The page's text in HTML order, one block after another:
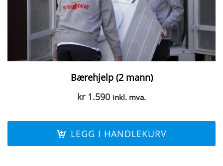
Bærehjelp (2 mann)
kr1.590 inkl. mva.
LEGG I HANDLEKURV